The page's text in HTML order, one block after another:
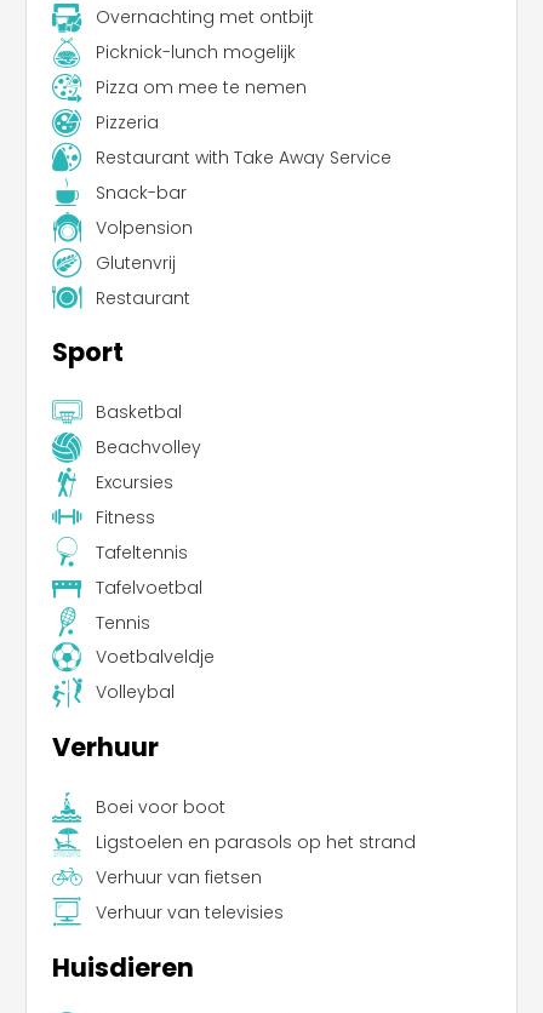
Overnachting met ontbijt
Picknick-lunch mogelijk
Pizza om mee te nemen
Pizzeria
Restaurant with Take Away Service
Snack-bar
Volpension
Glutenvrij
Restaurant
Sport
Basketbal
Beachvolley
Excursies
Fitness
Tafeltennis
Tafelvoetbal
Tennis
Voetbalveldje
Volleybal
Verhuur
Boei voor boot
Ligstoelen en parasols op het strand
Verhuur van fietsen
Verhuur van televisies
Huisdieren